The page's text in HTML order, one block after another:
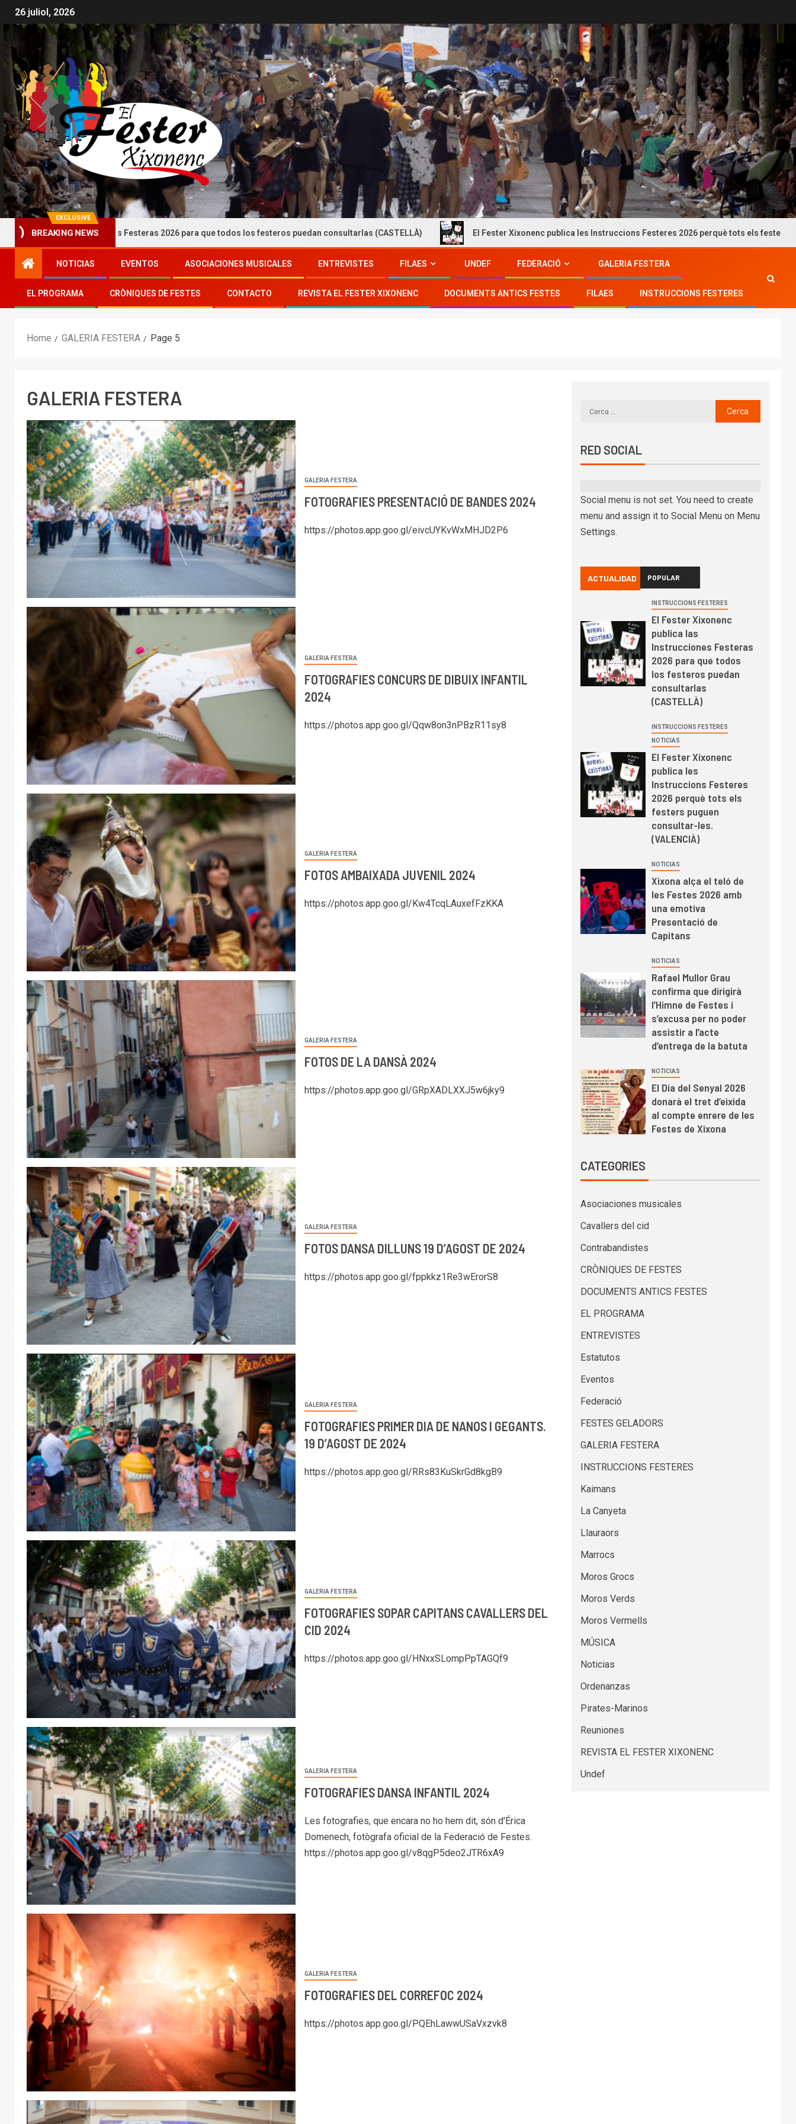
26 juliol, 2026
EXCLUSIVE
BREAKING NEWS
Festeras 2026 para que todos los festeros puedan consultarlas (CASTELLÀ) El Fester Xixonenc publica les Instruccions Festeres 2026 perquè tots els festers puguen consultar-les.
NOTICIAS EVENTOS ASOCIACIONES MUSICALES ENTREVISTES FILAES UNDEF FEDERACIÓ GALERIA FESTERA
EL PROGRAMA CRÒNIQUES DE FESTES CONTACTO REVISTA EL FESTER XIXONENC DOCUMENTS ANTICS FESTES FILAES INSTRUCCIONS FESTERES
Home GALERIA FESTERA Page 5
GALERIA FESTERA
GALERIA FESTERA
FOTOGRAFIES PRESENTACIÓ DE BANDES 2024
https://photos.app.goo.gl/eivcUYKvWxMHJD2P6
GALERIA FESTERA
FOTOGRAFIES CONCURS DE DIBUIX INFANTIL
2024
https://photos.app.goo.gl/Qqw8on3nPBzR11sy8
GALERIA FESTERA
FOTOS AMBAIXADA JUVENIL 2024
https://photos.app.goo.gl/Kw4TcqLAuxefFzKKA
GALERIA FESTERA
FOTOS DE LA DANSÀ 2024
https://photos.app.goo.gl/GRpXADLXXJ5w6jky9
GALERIA FESTERA
FOTOS DANSA DILLUNS 19 D’AGOST DE 2024
https://photos.app.goo.gl/fppkkz1Re3wErorS8
GALERIA FESTERA
FOTOGRAFIES PRIMER DIA DE NANOS I GEGANTS.
19 D’AGOST DE 2024
https://photos.app.goo.gl/RRs83KuSkrGd8kgB9
GALERIA FESTERA
FOTOGRAFIES SOPAR CAPITANS CAVALLERS DEL
CID 2024
https://photos.app.goo.gl/HNxxSLompPpTAGQf9
GALERIA FESTERA
FOTOGRAFIES DANSA INFANTIL 2024
Les fotografies, que encara no ho hem dit, són d'Érica
Domenech, fotògrafa oficial de la Federació de Festes.
https://photos.app.goo.gl/v8qgP5deo2JTR6xA9
GALERIA FESTERA
FOTOGRAFIES DEL CORREFOC 2024
https://photos.app.goo.gl/PQEhLawwUSaVxzvk8
RED SOCIAL
Social menu is not set. You need to create
menu and assign it to Social Menu on Menu
Settings.
ACTUALIDAD POPULAR
INSTRUCCIONS FESTERES
El Fester Xixonenc
publica las
Instrucciones Festeras
2026 para que todos
los festeros puedan
consultarlas
(CASTELLÀ)
INSTRUCCIONS FESTERES
NOTICIAS
El Fester Xixonenc
publica les
Instruccions Festeres
2026 perquè tots els
festers puguen
consultar-les.
(VALENCIÀ)
NOTICIAS
Xixona alça el teló de
les Festes 2026 amb
una emotiva
Presentació de
Capitans
NOTICIAS
Rafael Mullor Grau
confirma que dirigirà
l’Himne de Festes i
s’excusa per no poder
assistir a l’acte
d’entrega de la batuta
NOTICIAS
El Dia del Senyal 2026
donarà el tret d’eixida
al compte enrere de les
Festes de Xixona
CATEGORIES
Asociaciones musicales
Cavallers del cid
Contrabandistes
CRÒNIQUES DE FESTES
DOCUMENTS ANTICS FESTES
EL PROGRAMA
ENTREVISTES
Estatutos
Eventos
Federació
FESTES GELADORS
GALERIA FESTERA
INSTRUCCIONS FESTERES
Kaimans
La Canyeta
Llauraors
Marrocs
Moros Grocs
Moros Verds
Moros Vermells
MÚSICA
Noticias
Ordenanzas
Pirates-Marinos
Reuniones
REVISTA EL FESTER XIXONENC
Undef